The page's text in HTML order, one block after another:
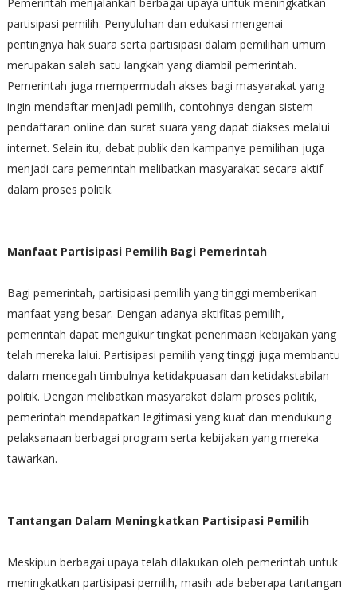
partisipasi pemilih. Penyuluhan dan edukasi mengenai
pentingnya hak suara serta partisipasi dalam pemilihan umum
merupakan salah satu langkah yang diambil pemerintah.
Pemerintah juga mempermudah akses bagi masyarakat yang
ingin mendaftar menjadi pemilih, contohnya dengan sistem
pendaftaran online dan surat suara yang dapat diakses melalui
internet. Selain itu, debat publik dan kampanye pemilihan juga
menjadi cara pemerintah melibatkan masyarakat secara aktif
dalam proses politik.
Manfaat Partisipasi Pemilih Bagi Pemerintah
Bagi pemerintah, partisipasi pemilih yang tinggi memberikan
manfaat yang besar. Dengan adanya aktifitas pemilih,
pemerintah dapat mengukur tingkat penerimaan kebijakan yang
telah mereka lalui. Partisipasi pemilih yang tinggi juga membantu
dalam mencegah timbulnya ketidakpuasan dan ketidakstabilan
politik. Dengan melibatkan masyarakat dalam proses politik,
pemerintah mendapatkan legitimasi yang kuat dan mendukung
pelaksanaan berbagai program serta kebijakan yang mereka
tawarkan.
Tantangan Dalam Meningkatkan Partisipasi Pemilih
Meskipun berbagai upaya telah dilakukan oleh pemerintah untuk
meningkatkan partisipasi pemilih, masih ada beberapa tantangan